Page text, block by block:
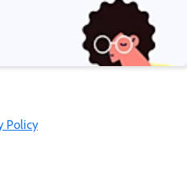
Policy